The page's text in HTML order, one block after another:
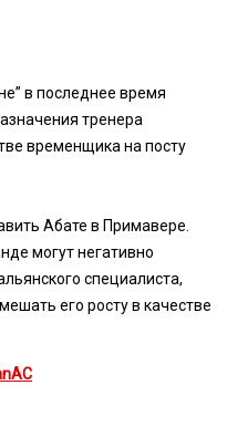
в последнее время
тренера
временщика на посту
Абате в Примавере.
могут негативно
специалиста,
его росту в качестве